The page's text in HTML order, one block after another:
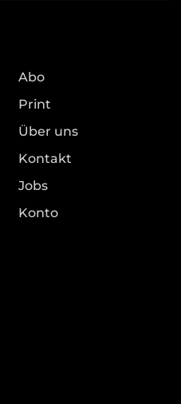
Abo
Print
Über uns
Kontakt
Jobs
Konto